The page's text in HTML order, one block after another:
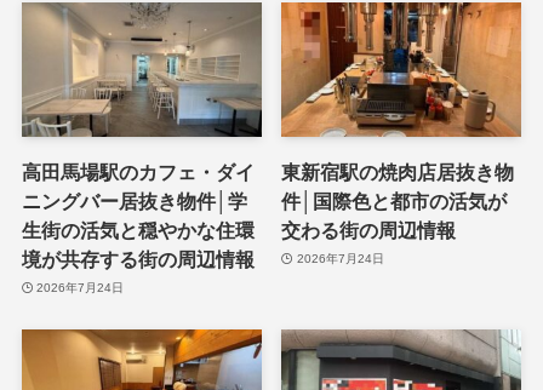
高田馬場駅のカフェ・ダイ
ニングバー居抜き物件│学
生街の活気と穏やかな住環
境が共存する街の周辺情報
2026年7月24日
東新宿駅の焼肉店居抜き物
件│国際色と都市の活気が
交わる街の周辺情報
2026年7月24日